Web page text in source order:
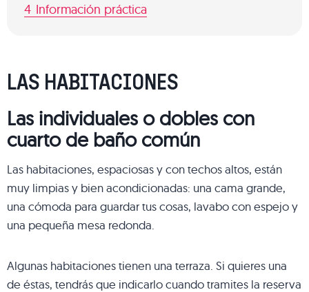
4 Información práctica
LAS HABITACIONES
Las individuales o dobles con
cuarto de baño común
Las habitaciones, espaciosas y con techos altos, están
muy limpias y bien acondicionadas: una cama grande,
una cómoda para guardar tus cosas, lavabo con espejo y
una pequeña mesa redonda.
Algunas habitaciones tienen una terraza. Si quieres una
de éstas, tendrás que indicarlo cuando tramites la reserva